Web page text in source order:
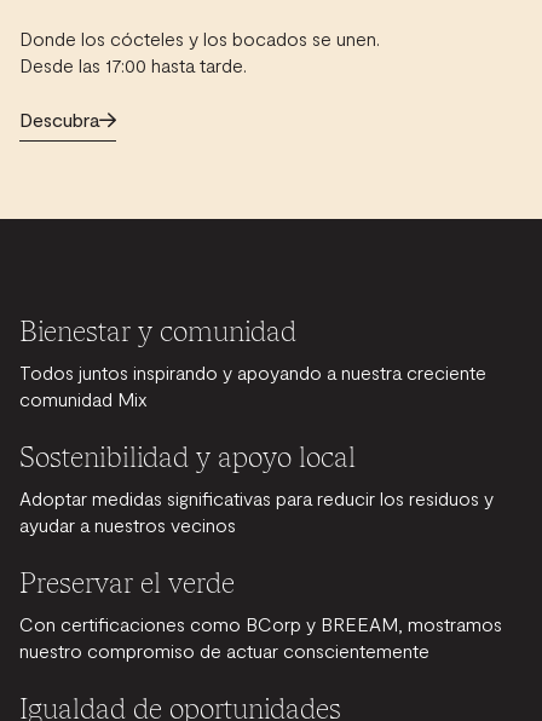
Donde los cócteles y los bocados se unen.
Desde las 17:00 hasta tarde.
Descubra
Bienestar y comunidad
Todos juntos inspirando y apoyando a nuestra creciente
comunidad Mix
Sostenibilidad y apoyo local
Adoptar medidas significativas para reducir los residuos y
ayudar a nuestros vecinos
Preservar el verde
Con certificaciones como BCorp y BREEAM, mostramos
nuestro compromiso de actuar conscientemente
Igualdad de oportunidades